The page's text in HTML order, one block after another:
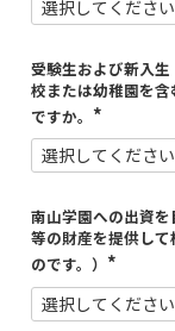
受験生および新入
校または幼稚園を
ですか。
南山学園への出資
等の財産を提供し
のです。）